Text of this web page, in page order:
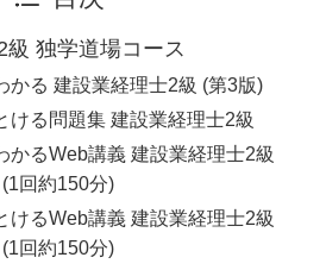
級 独学道場コース
かる 建設業経理士2級 (第3版)
ける問題集 建設業経理士2級
かるWeb講義 建設業経理士2級
(1回約150分)
けるWeb講義 建設業経理士2級
(1回約150分)